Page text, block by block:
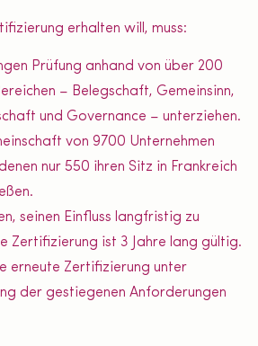
erhalten will, muss:
Prüfung anhand von über 200
– Belegschaft, Gemeinsinn,
und Governance – unterziehen.
von 9700 Unternehmen
nur 550 ihren Sitz in Frankreich
seinen Einfluss langfristig zu
Zertifizierung ist 3 Jahre lang gültig.
erneute Zertifizierung unter
der gestiegenen Anforderungen